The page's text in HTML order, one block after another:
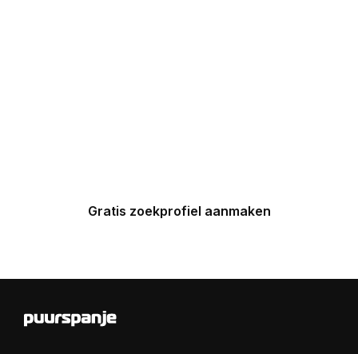
Gratis zoekprofiel aanmaken